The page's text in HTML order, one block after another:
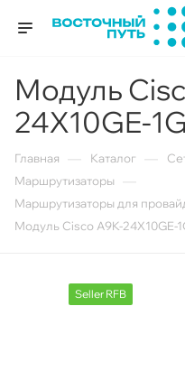
Модуль
24X10GE-
Главная Каталог
Маршрутизаторы
Маршрутизаторы для
Модуль Cisco A9K-24X10GE-
Seller RFB